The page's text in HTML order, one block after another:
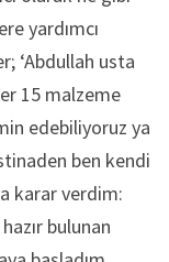
yardımcı
‘Abdullah usta
15 malzeme
edebiliyoruz ya
ben kendi
karar verdim:
bulunan